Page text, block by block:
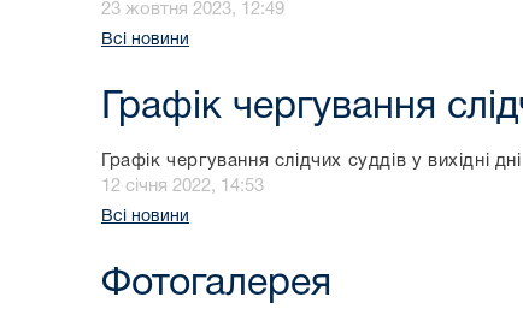
23 жовтня 2023, 12:49
Всі новини
Графік чергування
Графік чергування слідчих суддів у вихідні дні
12 січня 2022, 14:53
Всі новини
Фотогалерея